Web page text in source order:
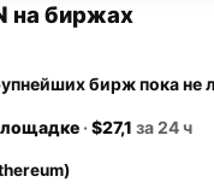
на биржах
бирж пока не
·$27,1 за 24 ч